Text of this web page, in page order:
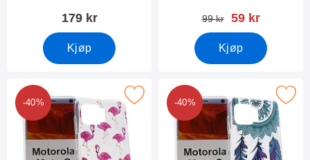
179 kr
Kjøp
gammel pris
99 kr ny pris
59 kr
Kjøp
-40%
tPU Designdeksel Motorola Moto G 5G Plus som favoritt
-40%
Merk tPU Designdeksel Motorola